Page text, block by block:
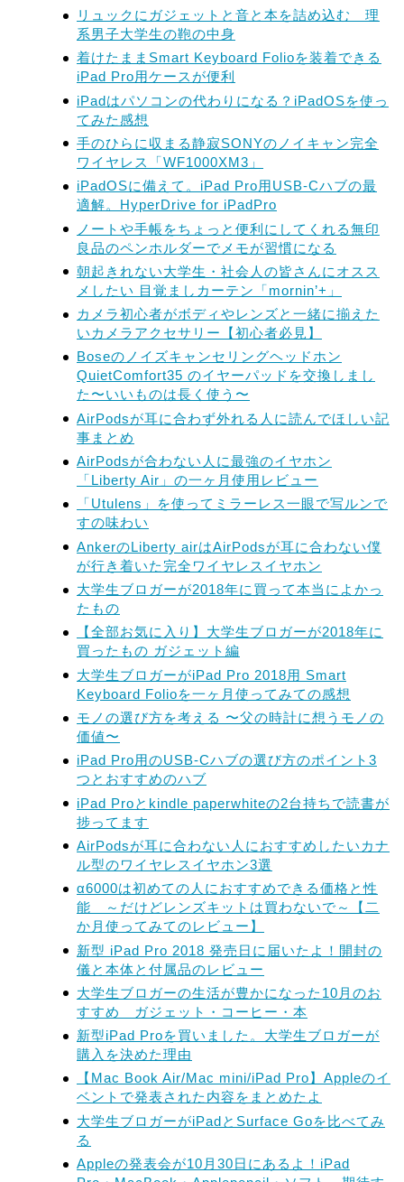
リュックにガジェットと音と本を詰め込む 理
系男子大学生の鞄の中身
着けたままSmart Keyboard Folioを装着できる
iPad Pro用ケースが便利
iPadはパソコンの代わりになる？iPadOSを使っ
てみた感想
手のひらに収まる静寂SONYのノイキャン完全
ワイヤレス「WF1000XM3」
iPadOSに備えて。iPad Pro用USB-Cハブの最
適解。HyperDrive for iPadPro
ノートや手帳をちょっと便利にしてくれる無印
良品のペンホルダーでメモが習慣になる
朝起きれない大学生・社会人の皆さんにオスス
メしたい 目覚ましカーテン「mornin’+」
カメラ初心者がボディやレンズと一緒に揃えた
いカメラアクセサリー【初心者必見】
Boseのノイズキャンセリングヘッドホン
QuietComfort35 のイヤーパッドを交換しまし
た〜いいものは長く使う〜
AirPodsが耳に合わず外れる人に読んでほしい記
事まとめ
AirPodsが合わない人に最強のイヤホン
「Liberty Air」の一ヶ月使用レビュー
「Utulens」を使ってミラーレス一眼で写ルンで
すの味わい
AnkerのLiberty airはAirPodsが耳に合わない僕
が行き着いた完全ワイヤレスイヤホン
大学生ブロガーが2018年に買って本当によかっ
たもの
【全部お気に入り】大学生ブロガーが2018年に
買ったもの ガジェット編
大学生ブロガーがiPad Pro 2018用 Smart
Keyboard Folioを一ヶ月使ってみての感想
モノの選び方を考える 〜父の時計に想うモノの
価値〜
iPad Pro用のUSB-Cハブの選び方のポイント3
つとおすすめのハブ
iPad Proとkindle paperwhiteの2台持ちで読書が
捗ってます
AirPodsが耳に合わない人におすすめしたいカナ
ル型のワイヤレスイヤホン3選
α6000は初めての人におすすめできる価格と性
能 ～だけどレンズキットは買わないで～【二
か月使ってみてのレビュー】
新型 iPad Pro 2018 発売日に届いたよ！開封の
儀と本体と付属品のレビュー
大学生ブロガーの生活が豊かになった10月のお
すすめ ガジェット・コーヒー・本
新型iPad Proを買いました。大学生ブロガーが
購入を決めた理由
【Mac Book Air/Mac mini/iPad Pro】Appleのイ
ベントで発表された内容をまとめたよ
大学生ブロガーがiPadとSurface Goを比べてみ
る
Appleの発表会が10月30日にあるよ！iPad